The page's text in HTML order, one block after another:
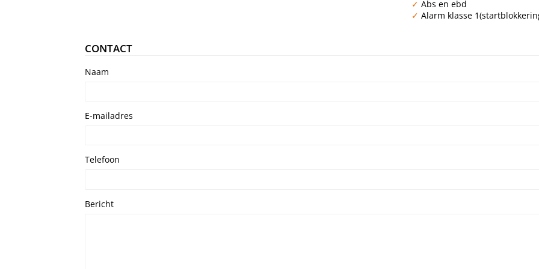
Abs en ebd
Alarm klasse
CONTACT
Naam
E-mailadres
Telefoon
Bericht